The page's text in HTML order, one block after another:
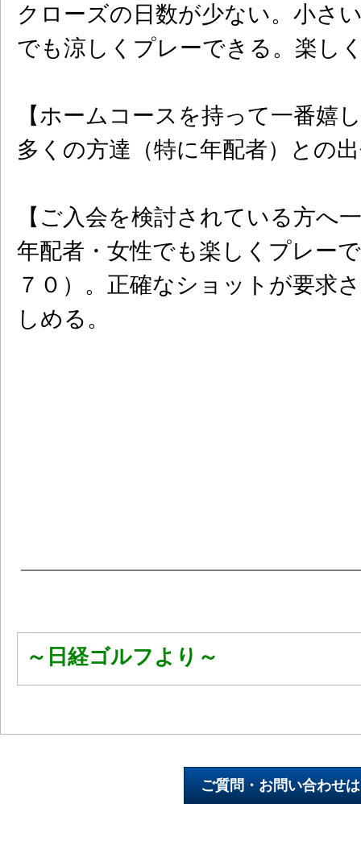
クローズの日数が少ない。小さ
でも涼しくプレーできる。楽し
【ホームコースを持って一番嬉
多くの方達（特に年配者）との
【ご入会を検討されている方へ
年配者・女性でも楽しくプレー
７０）。正確なショットが要求
しめる。
～日経ゴルフより～